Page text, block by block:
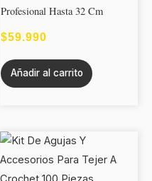
Profesional Hasta 32 Cm
$59.990
Añadir al carrito